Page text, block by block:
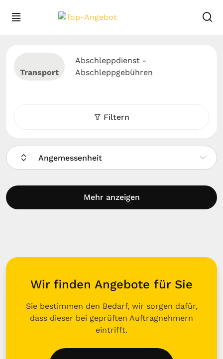
Transport
Abschleppdienst -
Abschleppgebühren
Filtern
Angemessenheit
Mehr anzeigen
Wir finden Angebote für Sie
Sie bestimmen den Bedarf, wir sorgen dafür,
dass dieser bei geprüften Auftragnehmern
eintrifft.